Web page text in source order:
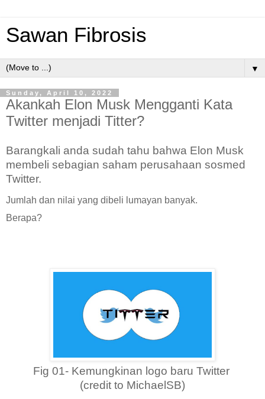
Sawan Fibrosis
▼
Sunday, April 10, 2022
Akankah Elon Musk Mengganti Kata
Twitter menjadi Titter?
Barangkali anda sudah tahu bahwa Elon Musk
membeli sebagian saham perusahaan sosmed
Twitter.
Jumlah dan nilai yang dibeli lumayan banyak.
Berapa?
Fig 01- Kemungkinan logo baru Twitter
(credit to MichaelSB)